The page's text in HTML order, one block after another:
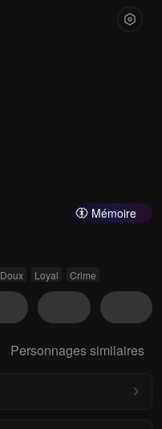
Mémoire
Doux Loyal Crime
Personnages similaires